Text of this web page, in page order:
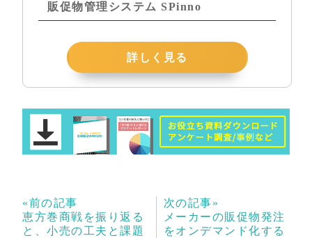
販促物管理システム SPinno
詳しく見る
«前の記事
恵方巻商戦を振り返る
と、小売の工夫と課題
次の記事»
メーカーの販促物発注
をオンデマンド化する